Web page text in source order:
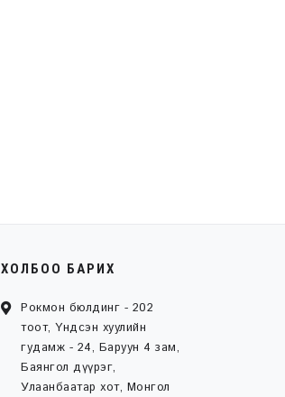
ХОЛБОО БАРИХ
Рокмон бюлдинг - 202
тоот, Үндсэн хуулийн
гудамж - 24, Баруун 4 зам,
Баянгол дүүрэг,
Улаанбаатар хот, Монгол